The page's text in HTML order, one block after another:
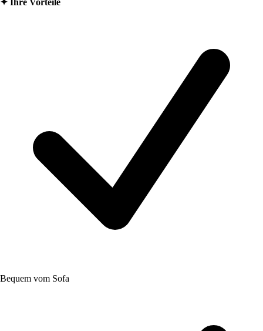
✦ Ihre Vorteile
Bequem vom Sofa